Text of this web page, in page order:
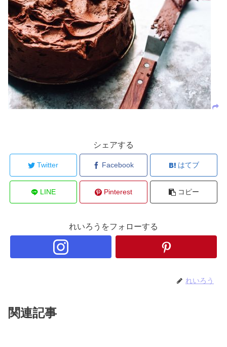
シェアする
Twitter Facebook はてブ
LINE Pinterest コピー
れいろうをフォローする
れいろう
関連記事